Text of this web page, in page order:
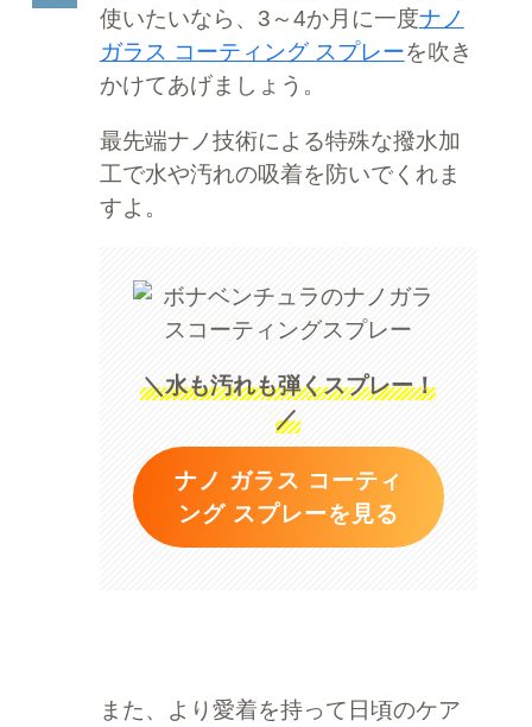
使いたいなら、3～4か月に一度ナノ
ガラス コーティング スプレーを吹き
かけてあげましょう。
最先端ナノ技術による特殊な撥水加
工で水や汚れの吸着を防いでくれま
すよ。
＼水も汚れも弾くスプレー！
／
ナノ ガラス コーティ
ング スプレーを見る
また、より愛着を持って日頃のケア